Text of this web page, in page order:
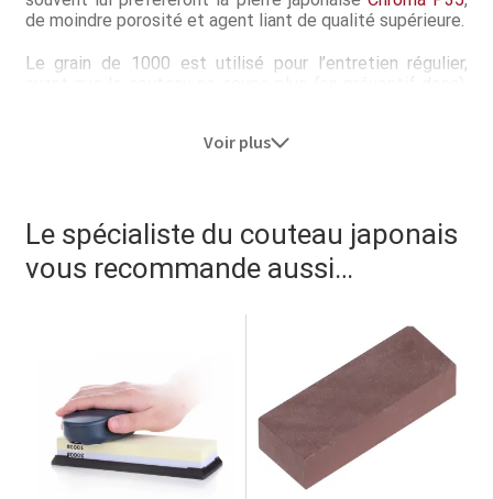
de moindre porosité et agent liant de qualité supérieure.
Le grain de 1000 est utilisé pour l’entretien régulier,
passage sur une pierre très fine pour polissage.
Voir plus
Le spécialiste du couteau japonais
vous recommande aussi…